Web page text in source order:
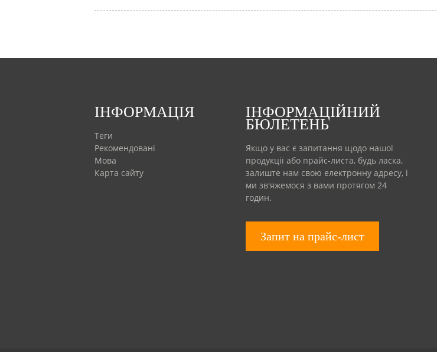
ІНФОРМАЦІЯ
Теги
Рекомендовані
Мова
Карта сайту
ІНФОРМАЦІЙНИЙ
БЮЛЕТЕНЬ
Якщо у вас є запитання щодо нашої
продукції або прайс-листа, будь ласка,
залиште нам свою електронну адресу, і
ми зв'яжемося з вами протягом 24
годин.
Запит на прайс-лист